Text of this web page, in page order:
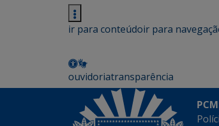
ir para conteúdoir para
ouvidoriatransparência